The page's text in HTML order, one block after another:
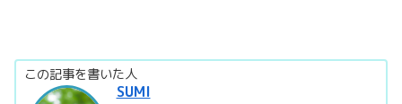
この記事を書いた人
SUMI